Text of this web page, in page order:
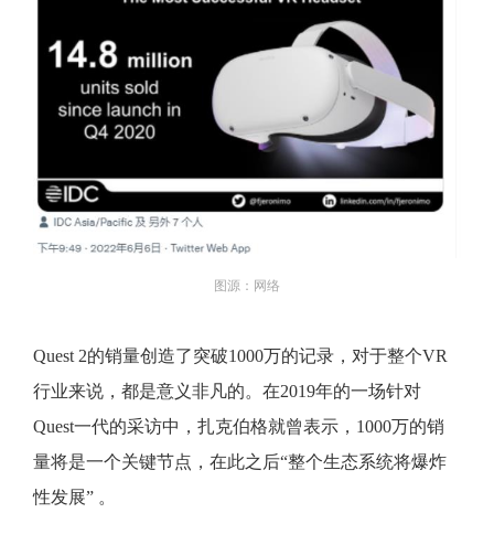
图源：网络
Quest 2的销量创造了突破1000万的记录，对于整个VR
行业来说，都是意义非凡的。在2019年的一场针对
Quest一代的采访中，扎克伯格就曾表示，1000万的销
量将是一个关键节点，在此之后“整个生态系统将爆炸
性发展” 。